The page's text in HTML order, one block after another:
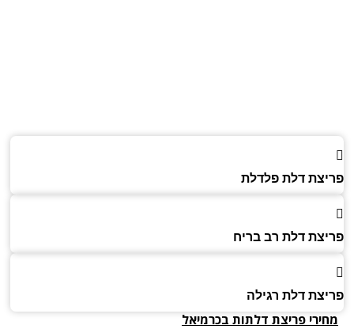
דלת פלדלת
דלת רב בריח
דלת רגילה
פריצת דלתות בכרמיאל